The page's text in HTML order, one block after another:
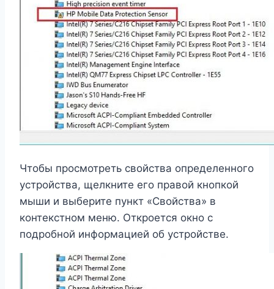
Чтобы просмотреть свойства определенного
устройства, щелкните его правой кнопкой
мыши и выберите пункт «Свойства» в
контекстном меню. Откроется окно с
подробной информацией об устройстве.